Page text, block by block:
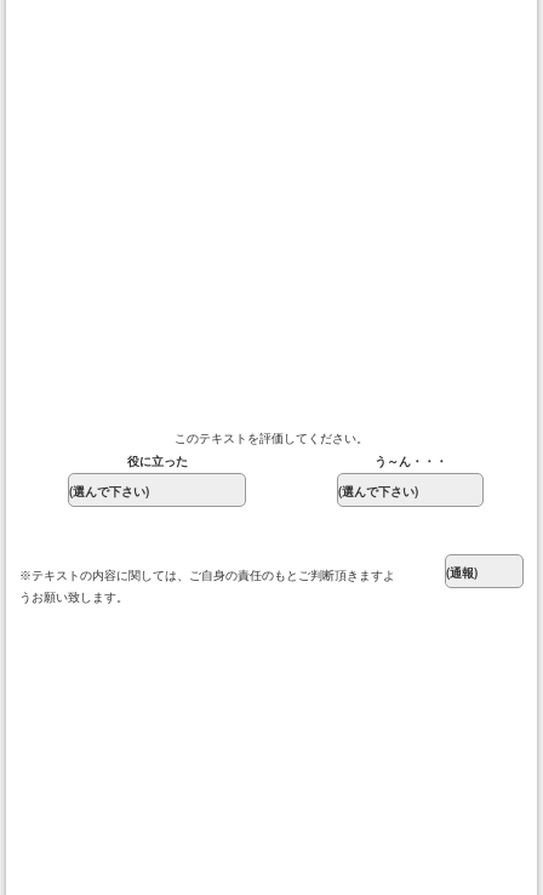
このテキストを評価してください。
役に立った
う～ん・・・
※テキストの内容に関しては、ご自身の責任のもとご判断頂きますよ
うお願い致します。